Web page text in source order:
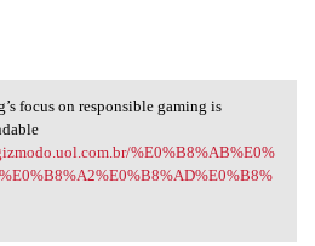
focus on
focus on responsible gaming is
%E0%B8%AB%E0%